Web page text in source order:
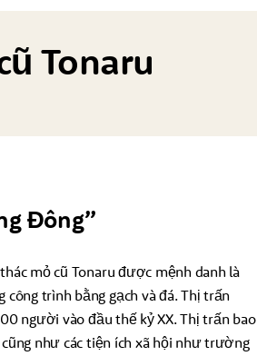
Tonaru
Đông”
mỏ cũ Tonaru được mệnh danh là
trình bằng gạch và đá. Thị trấn
người vào đầu thế kỷ XX. Thị trấn bao
như các tiện ích xã hội như trường